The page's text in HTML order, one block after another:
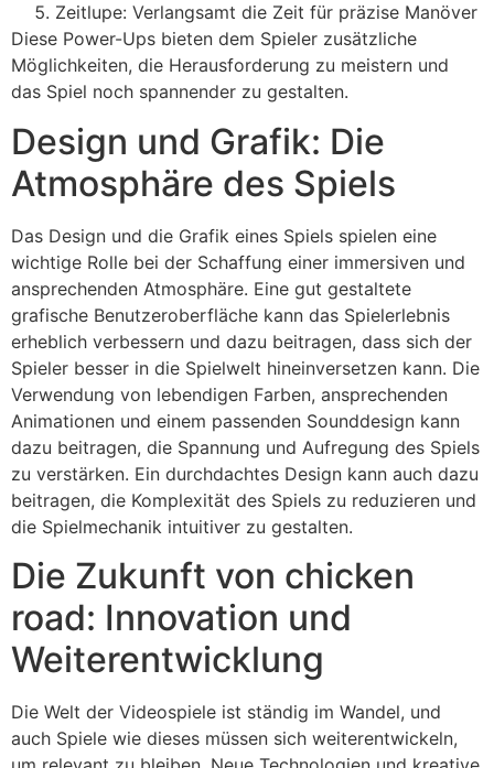
Zeitlupe: Verlangsamt die Zeit für präzise Manöver
Diese Power-Ups bieten dem Spieler zusätzliche
Möglichkeiten, die Herausforderung zu meistern und
das Spiel noch spannender zu gestalten.
Design und Grafik: Die
Atmosphäre des Spiels
Das Design und die Grafik eines Spiels spielen eine
wichtige Rolle bei der Schaffung einer immersiven und
ansprechenden Atmosphäre. Eine gut gestaltete
grafische Benutzeroberfläche kann das Spielerlebnis
erheblich verbessern und dazu beitragen, dass sich der
Spieler besser in die Spielwelt hineinversetzen kann. Die
Verwendung von lebendigen Farben, ansprechenden
Animationen und einem passenden Sounddesign kann
dazu beitragen, die Spannung und Aufregung des Spiels
zu verstärken. Ein durchdachtes Design kann auch dazu
beitragen, die Komplexität des Spiels zu reduzieren und
die Spielmechanik intuitiver zu gestalten.
Die Zukunft von chicken
road: Innovation und
Weiterentwicklung
Die Welt der Videospiele ist ständig im Wandel, und
auch Spiele wie dieses müssen sich weiterentwickeln,